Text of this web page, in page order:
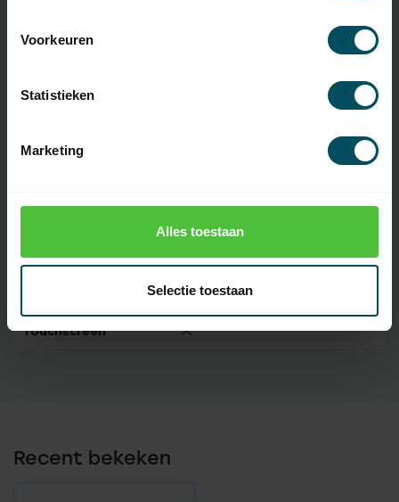
Voorkeuren
Statistieken
Marketing
Alles toestaan
Selectie toestaan
Materiaal
batterij(en)
een andere SFX handzender
Touchscreen
Recent bekeken